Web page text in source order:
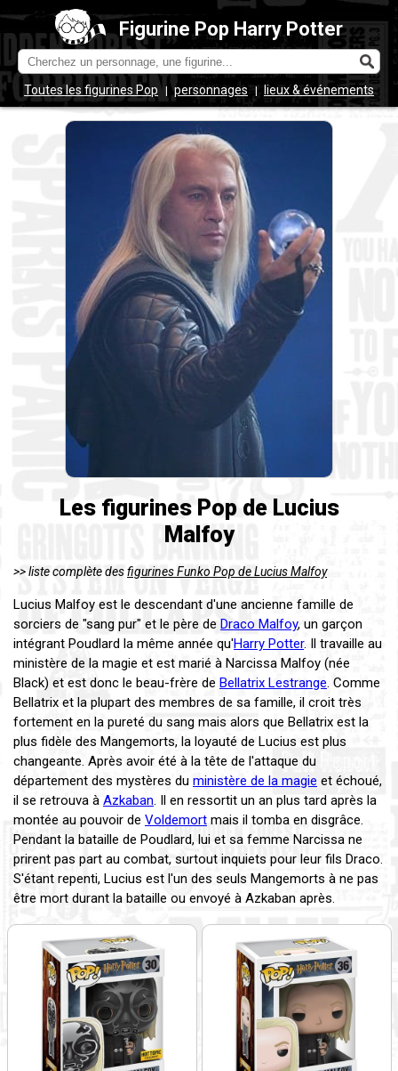
Figurine Pop Harry Potter
Toutes les figurines Pop personnages lieux & événements
Les figurines Pop de Lucius
Malfoy
>> liste complète desfigurines Funko Pop de Lucius Malfoy
Lucius Malfoy est le descendant d'une ancienne famille de
sorciers de "sang pur" et le père de Draco Malfoy, un garçon
intégrant Poudlard la même année qu'Harry Potter. Il travaille au
ministère de la magie et est marié à Narcissa Malfoy (née
Black) et est donc le beau-frère de Bellatrix Lestrange. Comme
Bellatrix et la plupart des membres de sa famille, il croit très
fortement en la pureté du sang mais alors que Bellatrix est la
plus fidèle des Mangemorts, la loyauté de Lucius est plus
changeante. Après avoir été à la tête de l'attaque du
département des mystères du ministère de la magie et échoué,
il se retrouva à Azkaban. Il en ressortit un an plus tard après la
montée au pouvoir de Voldemort mais il tomba en disgrâce.
Pendant la bataille de Poudlard, lui et sa femme Narcissa ne
prirent pas part au combat, surtout inquiets pour leur fils Draco.
S'étant repenti, Lucius est l'un des seuls Mangemorts à ne pas
être mort durant la bataille ou envoyé à Azkaban après.